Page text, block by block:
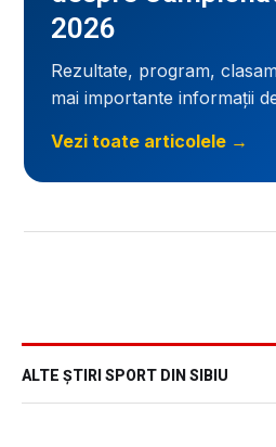
2026
Rezultate, program,
mai importante informații
Vezi toate articolele →
ALTE ȘTIRI SPORT DIN SIBIU